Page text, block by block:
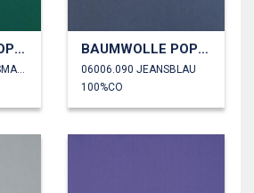
BAUMWOLLE POPELINE BAUMWOLLE POPELINE
06006.090 JEANSBLAU
100%CO